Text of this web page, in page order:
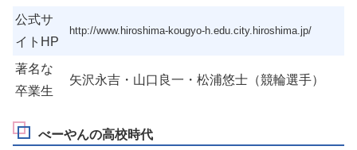
公式サ
イトHP
http://www.hiroshima-kougyo-h.edu.city.hiroshima.jp/
著名な
卒業生
矢沢永吉・山口良一・松浦悠士（競輪選手）
べーやんの高校時代